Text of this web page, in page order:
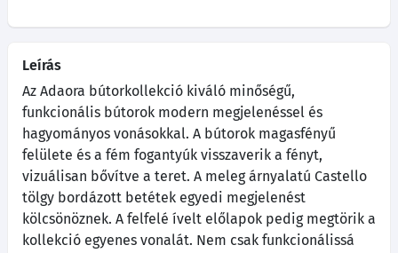
Leírás
Az Adaora bútorkollekció kiváló minőségű,
funkcionális bútorok modern megjelenéssel és
hagyományos vonásokkal. A bútorok magasfényű
felülete és a fém fogantyúk visszaverik a fényt,
vizuálisan bővítve a teret. A meleg árnyalatú Castello
tölgy bordázott betétek egyedi megjelenést
kölcsönöznek. A felfelé ívelt előlapok pedig megtörik a
kollekció egyenes vonalát. Nem csak funkcionálissá